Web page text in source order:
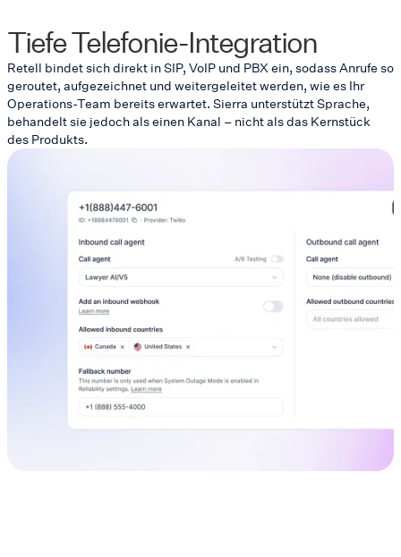
Tiefe Telefonie-Integration
Retell bindet sich direkt in SIP, VoIP und PBX ein, sodass Anrufe so
geroutet, aufgezeichnet und weitergeleitet werden, wie es Ihr
Operations-Team bereits erwartet. Sierra unterstützt Sprache,
behandelt sie jedoch als einen Kanal – nicht als das Kernstück
des Produkts.